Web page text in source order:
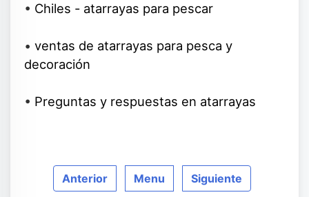
• Chiles - atarrayas para pescar
• ventas de atarrayas para pesca y
decoración
• Preguntas y respuestas en atarrayas
Anterior Menu Siguiente